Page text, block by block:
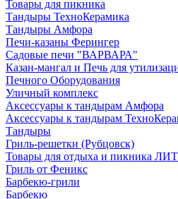
Товары для пикника
Тандыры ТехноКерамика
Тандыры Амфора
Печи-казаны Ферингер
Садовые печи "ВАРВАРА"
Казан-мангал и Печь для
Печного Оборудования
Уличный комплекс
Аксессуары к тандырам Амфора
Аксессуары к тандырам
Тандыры
Гриль-решетки (Рубцовск)
Товары для отдыха и пикника
Гриль от Феникс
Барбекю-грили
Барбекю